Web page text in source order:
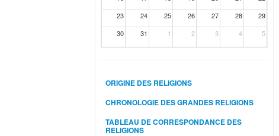
23
24 25 26 27 28
29
30
31 1 2 3 4 5
ORIGINE DES RELIGIONS
CHRONOLOGIE DES GRANDES RELIGIONS
TABLEAU DE CORRESPONDANCE DES
RELIGIONS